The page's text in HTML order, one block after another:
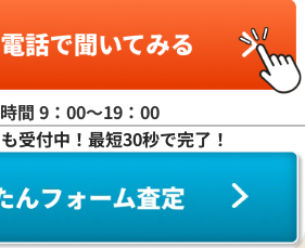
間 9：00〜19：00
受付中！最短30秒で完了！